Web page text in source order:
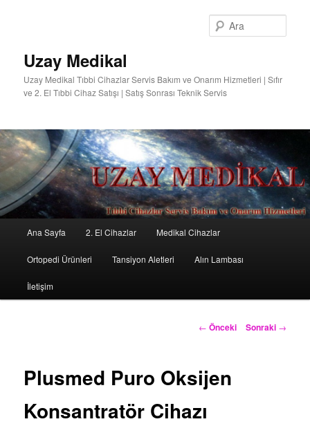
Uzay Medikal
Uzay Medikal Tıbbi Cihazlar Servis Bakım ve Onarım Hizmetleri | Sıfır
ve 2. El Tıbbi Cihaz Satışı | Satış Sonrası Teknik Servis
Birincil
içeriğe
geç
Ana Sayfa 2. El Cihazlar Medikal Cihazlar
Ortopedi Ürünleri Tansiyon Aletleri Alın Lambası
İletişim
Yazı
← Önceki Sonraki →
Plusmed Puro Oksijen
Konsantratör Cihazı